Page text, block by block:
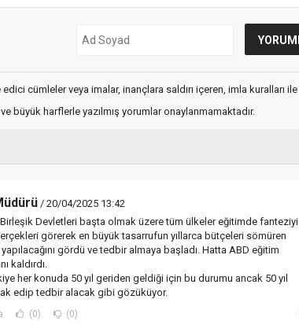
cümleler veya imalar, inançlara saldırı içeren, imla kuralları ile
büyük harflerle yazılmış yorumlar onaylanmamaktadır.
/ 20/04/2025 13:42
Devletleri başta olmak üzere tüm ülkeler eğitimde fanteziyi
görerek en büyük tasarrufun yıllarca bütçeleri sömüren
gördü ve tedbir almaya başladı. Hatta ABD eğitim
kaldırdı.
her konuda 50 yıl geriden geldiği için bu durumu ancak 50 yıl
edip tedbir alacak gibi gözüküyor.
(0) (0)